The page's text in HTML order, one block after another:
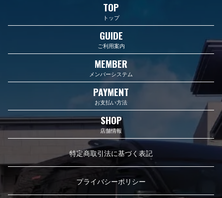
TOP
トップ
GUIDE
ご利用案内
MEMBER
メンバーシステム
PAYMENT
お支払い方法
SHOP
店舗情報
特定商取引法に基づく表記
プライバシーポリシー